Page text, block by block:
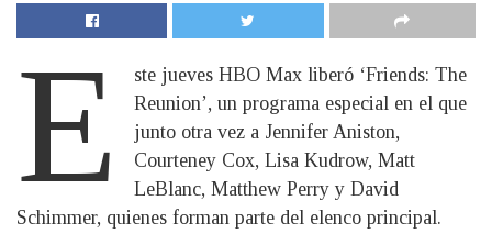
E
ste jueves HBO Max liberó ‘Friends: The
Reunion’, un programa especial en el que
junto otra vez a Jennifer Aniston,
Courteney Cox, Lisa Kudrow, Matt
LeBlanc, Matthew Perry y David
Schimmer, quienes forman parte del elenco principal.